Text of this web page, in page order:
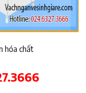
hóa chất